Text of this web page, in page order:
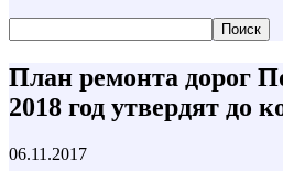
План ремонта дорог
2018 год утвердят до
06.11.2017